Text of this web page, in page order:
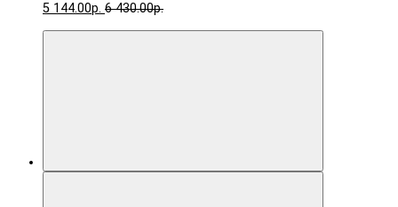
5 144.00р. 6 430.00р.